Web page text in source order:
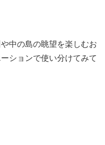
中の島の眺望を楽しむお
ションで使い分けてみて